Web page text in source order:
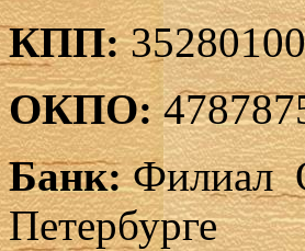
КПП:
ОКПО:
Банк:Филиал
Петербурге